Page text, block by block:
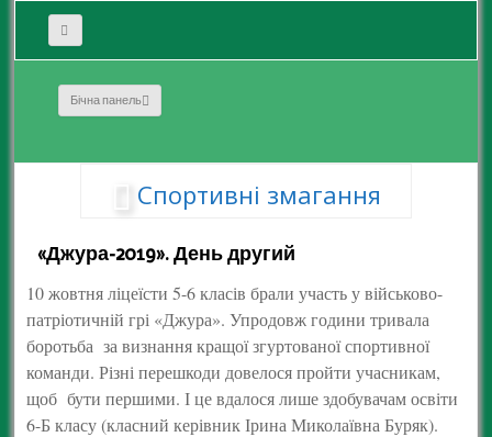
Бічна панель
Спортивні змагання
«Джура-2019». День другий
10 жовтня ліцеїсти 5-6 класів брали участь у військово-
патріотичній грі «Джура». Упродовж години тривала
боротьба за визнання кращої згуртованої спортивної
команди. Різні перешкоди довелося пройти учасникам,
щоб бути першими. І це вдалося лише здобувачам освіти
6-Б класу (класний керівник Ірина Миколаївна Буряк).